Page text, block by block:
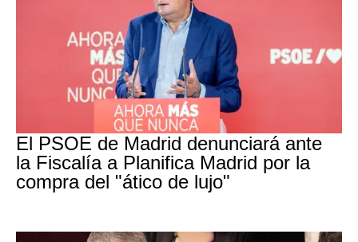
El PSOE de Madrid denunciará ante
la Fiscalía a Planifica Madrid por la
compra del "ático de lujo"